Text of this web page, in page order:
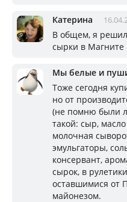
Катерина
В общем, я
сырки в Магните
Мы белые и
Тоже сегодня
но от
(не помню были
такой: сыр,
молочная
эмульгаторы,
консервант,
сырок, в
оставшимися от
майонезом.